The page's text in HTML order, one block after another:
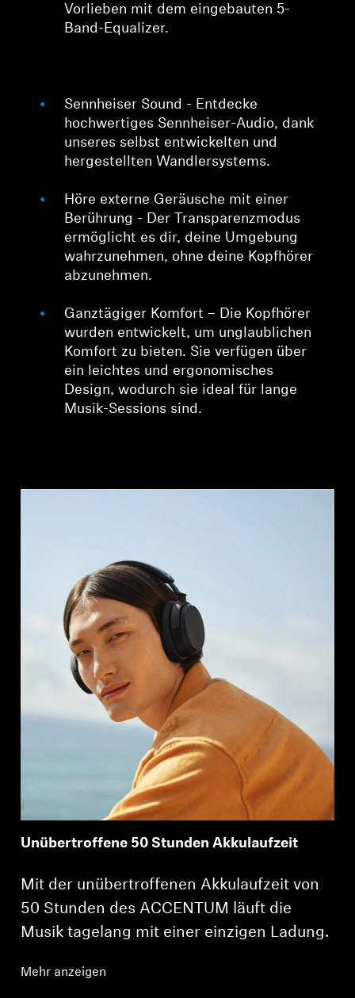
Vorlieben mit dem eingebauten 5-
Band-Equalizer.
Sennheiser Sound - Entdecke
hochwertiges Sennheiser-Audio, dank
unseres selbst entwickelten und
hergestellten Wandlersystems.
Höre externe Geräusche mit einer
Berührung - Der Transparenzmodus
ermöglicht es dir, deine Umgebung
wahrzunehmen, ohne deine Kopfhörer
abzunehmen.
Ganztägiger Komfort – Die Kopfhörer
wurden entwickelt, um unglaublichen
Komfort zu bieten. Sie verfügen über
ein leichtes und ergonomisches
Design, wodurch sie ideal für lange
Musik-Sessions sind.
Unübertroffene 50 Stunden Akkulaufzeit
Mit der unübertroffenen Akkulaufzeit von
50 Stunden des ACCENTUM läuft die
Musik tagelang mit einer einzigen Ladung.
Mehr anzeigen